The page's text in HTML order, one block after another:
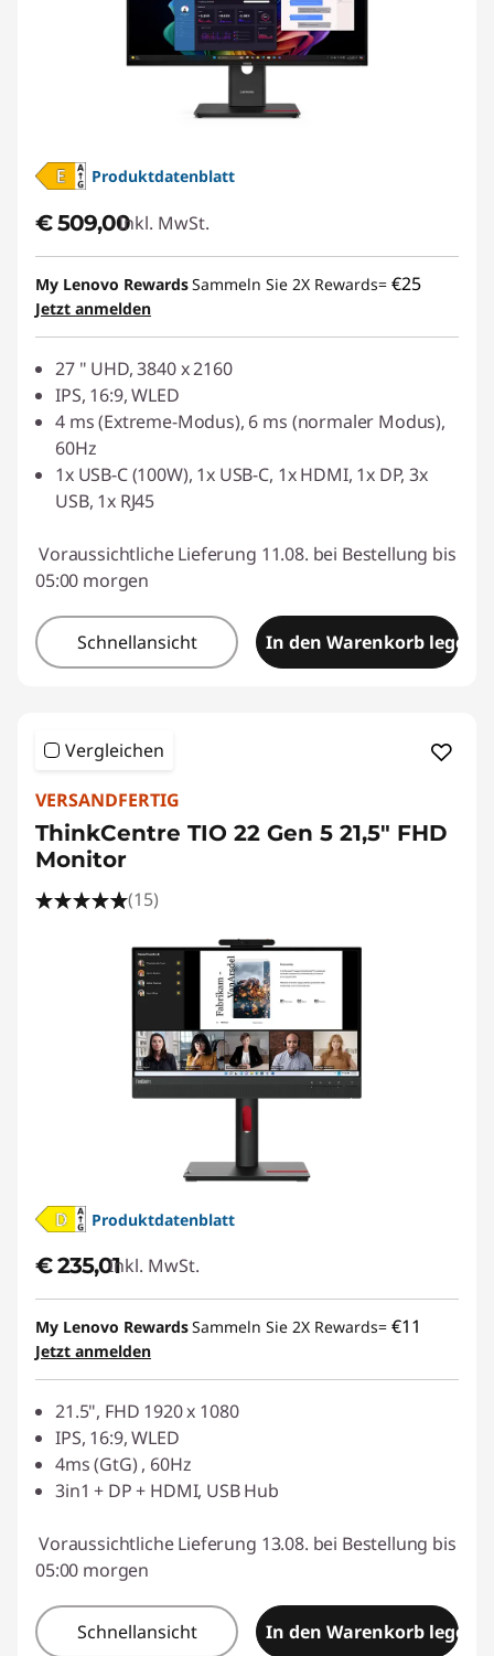
Produktdatenblatt
€ 509,00Inkl. MwSt.
My Lenovo RewardsSammeln Sie 2X Rewards= €25
Jetzt anmelden
27 " UHD, 3840 x 2160
IPS, 16:9, WLED
4 ms (Extreme-Modus), 6 ms (normaler Modus),
60Hz
1x USB-C (100W), 1x USB-C, 1x HDMI, 1x DP, 3x
USB, 1x RJ45
Voraussichtliche Lieferung 11.08. bei Bestellung bis
05:00 morgen
Schnellansicht In den Warenkorb legen
Vergleichen
VERSANDFERTIG
ThinkCentre TIO 22 Gen 5 21,5" FHD
Monitor
(15)
Produktdatenblatt
€ 235,01Inkl. MwSt.
My Lenovo RewardsSammeln Sie 2X Rewards= €11
Jetzt anmelden
21.5", FHD 1920 x 1080
IPS, 16:9, WLED
4ms (GtG) , 60Hz
3in1 + DP + HDMI, USB Hub
Voraussichtliche Lieferung 13.08. bei Bestellung bis
05:00 morgen
Schnellansicht In den Warenkorb legen